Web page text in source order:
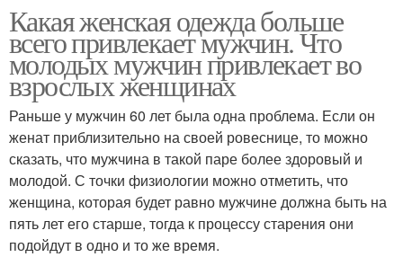
Какая женская одежда больше
всего привлекает мужчин. Что
молодых мужчин привлекает во
взрослых женщинах
Раньше у мужчин 60 лет была одна проблема. Если он
женат приблизительно на своей ровеснице, то можно
сказать, что мужчина в такой паре более здоровый и
молодой. С точки физиологии можно отметить, что
женщина, которая будет равно мужчине должна быть на
пять лет его старше, тогда к процессу старения они
подойдут в одно и то же время.